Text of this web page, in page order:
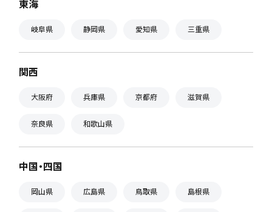
東海
岐阜県 静岡県 愛知県 三重県
関西
大阪府 兵庫県 京都府 滋賀県
奈良県 和歌山県
中国・四国
岡山県 広島県 鳥取県 島根県